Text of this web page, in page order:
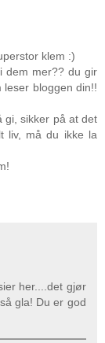
klem :)
dem mer?? du gir
leser bloggen din!!
gi, sikker på at det
liv, må du ikke la
her....det gjør
gla! Du er god